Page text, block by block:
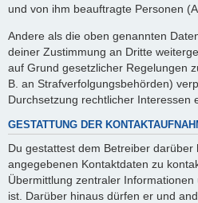
und von ihm beauftragte Personen
Andere als die oben genannten
deiner Zustimmung an Dritte
auf Grund gesetzlicher Regelungen
B. an Strafverfolgungsbehörden)
Durchsetzung rechtlicher Interessen
GESTATTUNG DER
Du gestattest dem Betreiber
angegebenen Kontaktdaten zu
Übermittlung zentraler
ist. Darüber hinaus dürfen er und